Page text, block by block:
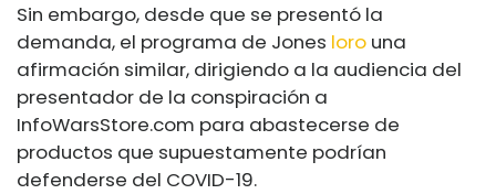
Sin embargo, desde que se presentó la
demanda, el programa de Jones loro una
afirmación similar, dirigiendo a la audiencia del
presentador de la conspiración a
InfoWarsStore.com para abastecerse de
productos que supuestamente podrían
defenderse del COVID-19.